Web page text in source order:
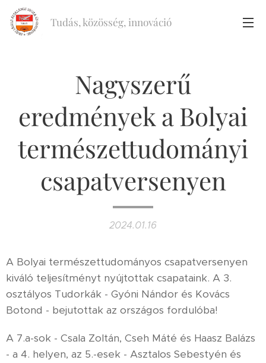
Tudás, közösség, innováció
Nagyszerű
eredmények a Bolyai
természettudományi
csapatversenyen
2024.01.16
A Bolyai természettudományos csapatversenyen
kiváló teljesítményt nyújtottak csapataink. A 3.
osztályos Tudorkák - Gyóni Nándor és Kovács
Botond - bejutottak az országos fordulóba!
A 7.a-sok - Csala Zoltán, Cseh Máté és Haasz Balázs
- a 4. helyen, az 5.-esek - Asztalos Sebestyén és